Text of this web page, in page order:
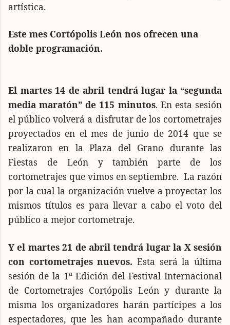
artística.
Este mes Cortópolis León nos ofrecen una
doble programación.
El martes 14 de abril tendrá lugar la “segunda
media maratón” de 115 minutos. En esta sesión
el público volverá a disfrutar de los cortometrajes
proyectados en el mes de junio de 2014 que se
realizaron en la Plaza del Grano durante las
Fiestas de León y también parte de los
cortometrajes que vimos en septiembre. La razón
por la cual la organización vuelve a proyectar los
mismos títulos es para llevar a cabo el voto del
público a mejor cortometraje.
Y el martes 21 de abril tendrá lugar la X sesión
con cortometrajes nuevos. Esta será la última
sesión de la 1ª Edición del Festival Internacional
de Cortometrajes Cortópolis León y durante la
misma los organizadores harán partícipes a los
espectadores, que les han acompañado durante